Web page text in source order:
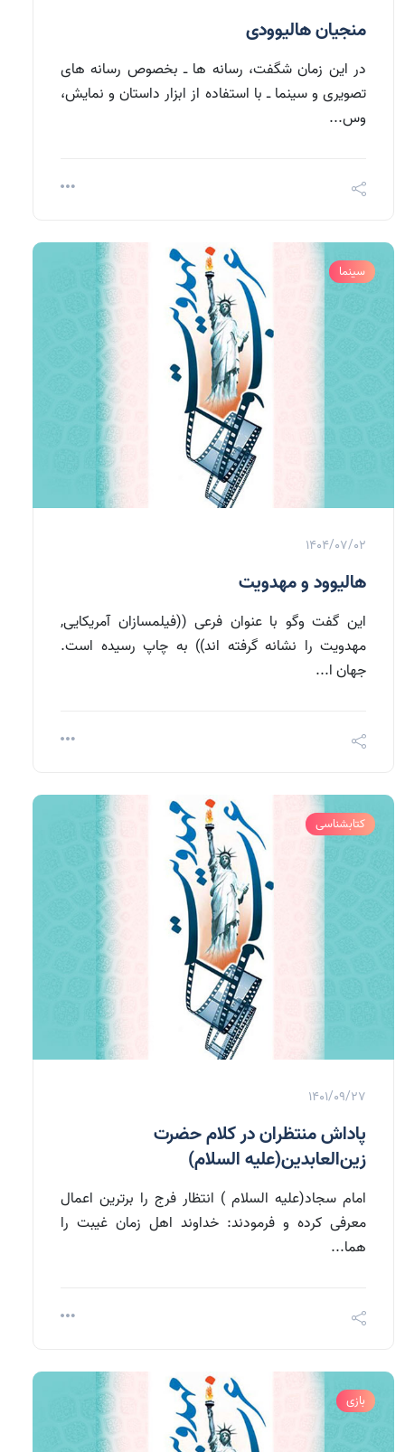
منجیان هالیوودی
در این زمان شگفت، رسانه ها ـ بخصوص رسانه های
تصویری و سینما ـ با استفاده از ابزار داستان و نمایش،
وس...
سینما
1404/07/02
هالیوود و مهدویت
این گفت وگو با عنوان فرعی ((فیلمسازان آمریکایی,
مهدویت را نشانه گرفته اند)) به چاپ رسیده است.
جهان ا...
کتابشناسی
1401/09/27
پاداش منتظران در کلام حضرت
زین‌العابدین(علیه السلام)
امام سجاد(علیه السلام ) انتظار فرج را برترین اعمال
معرفی کرده و فرمودند: خداوند اهل زمان غیبت را
هما...
بازی